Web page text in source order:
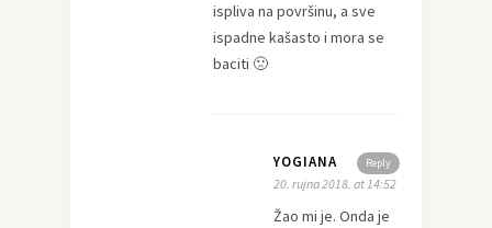
ispliva na površinu, a sve
ispadne kašasto i mora se
baciti 🙁
Reply
YOGIANA
20. rujna 2018. at 14:52
Žao mi je. Onda je